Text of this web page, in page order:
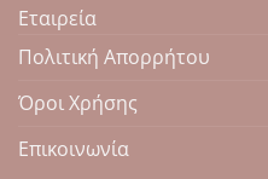
Εταιρεία
Πολιτική Απορρήτου
Όροι Χρήσης
Επικοινωνία